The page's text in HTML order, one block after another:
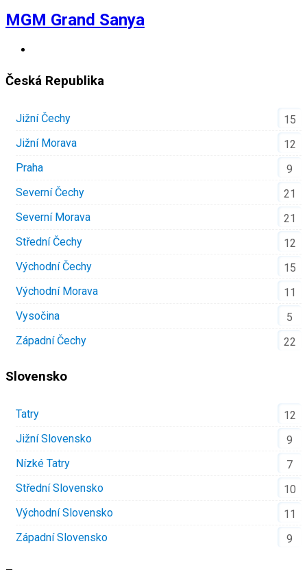
MGM Grand Sanya
Česká Republika
Jižní Čechy
15
Jižní Morava
12
Praha
9
Severní Čechy
21
Severní Morava
21
Střední Čechy
12
Východní Čechy
15
Východní Morava
11
Vysočina
5
Západní Čechy
22
Slovensko
Tatry
12
Jižní Slovensko
9
Nízké Tatry
7
Střední Slovensko
10
Východní Slovensko
11
Západní Slovensko
9